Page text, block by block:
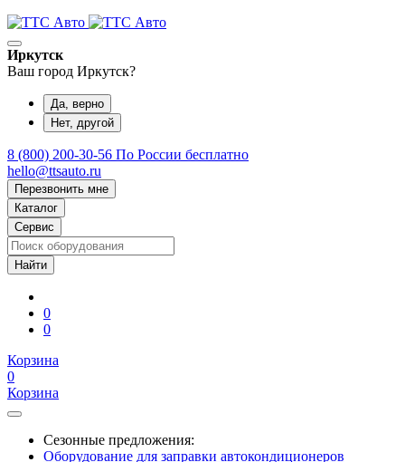
Иркутск
Ваш город Иркутск?
Да, верно
Нет, другой
8 (800) 200-30-56 По России бесплатно
hello@ttsauto.ru
Перезвонить мне
Каталог
Сервис
0
0
Корзина
0
Корзина
Сезонные предложения:
Оборудование для заправки автокондиционеров